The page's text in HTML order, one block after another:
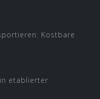
Kostbare
etablierter